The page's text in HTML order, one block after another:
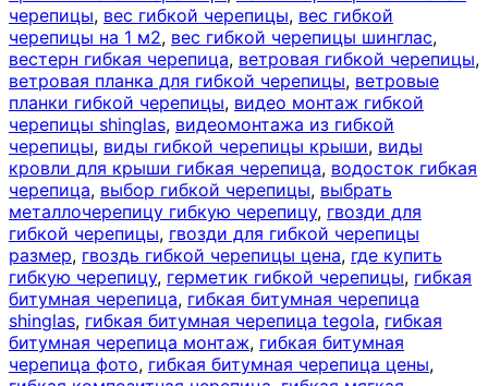
черепицы, вес гибкой черепицы, вес гибкой
черепицы на 1 м2, вес гибкой черепицы шинглас,
вестерн гибкая черепица, ветровая гибкой черепицы,
ветровая планка для гибкой черепицы, ветровые
планки гибкой черепицы, видео монтаж гибкой
черепицы shinglas, видеомонтажа из гибкой
черепицы, виды гибкой черепицы крыши, виды
кровли для крыши гибкая черепица, водосток гибкая
черепица, выбор гибкой черепицы, выбрать
металлочерепицу гибкую черепицу, гвозди для
гибкой черепицы, гвозди для гибкой черепицы
размер, гвоздь гибкой черепицы цена, где купить
гибкую черепицу, герметик гибкой черепицы, гибкая
битумная черепица, гибкая битумная черепица
shinglas, гибкая битумная черепица tegola, гибкая
битумная черепица монтаж, гибкая битумная
черепица фото, гибкая битумная черепица цены,